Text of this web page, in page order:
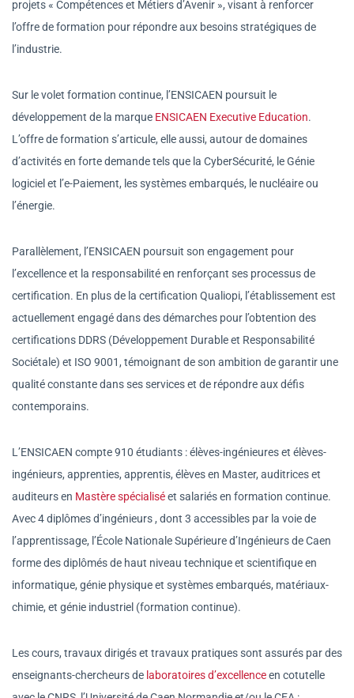
projets « Compétences et Métiers d’Avenir », visant à renforcer
l’offre de formation pour répondre aux besoins stratégiques de
l’industrie.
Sur le volet formation continue, l’ENSICAEN poursuit le
développement de la marque ENSICAEN Executive Education.
L’offre de formation s’articule, elle aussi, autour de domaines
d’activités en forte demande tels que la CyberSécurité, le Génie
logiciel et l’e-Paiement, les systèmes embarqués, le nucléaire ou
l’énergie.
Parallèlement, l’ENSICAEN poursuit son engagement pour
l’excellence et la responsabilité en renforçant ses processus de
certification. En plus de la certification Qualiopi, l’établissement est
actuellement engagé dans des démarches pour l’obtention des
certifications DDRS (Développement Durable et Responsabilité
Sociétale) et ISO 9001, témoignant de son ambition de garantir une
qualité constante dans ses services et de répondre aux défis
contemporains.
L’ENSICAEN compte 910 étudiants : élèves-ingénieures et élèves-
ingénieurs, apprenties, apprentis, élèves en Master, auditrices et
auditeurs en Mastère spécialiséet salariés en formation continue.
Avec 4 diplômes d’ingénieurs , dont 3 accessibles par la voie de
l’apprentissage, l’École Nationale Supérieure d’Ingénieurs de Caen
forme des diplômés de haut niveau technique et scientifique en
informatique, génie physique et systèmes embarqués, matériaux-
chimie, et génie industriel (formation continue).
Les cours, travaux dirigés et travaux pratiques sont assurés par des
enseignants-chercheurs de laboratoires d’excellenceen cotutelle